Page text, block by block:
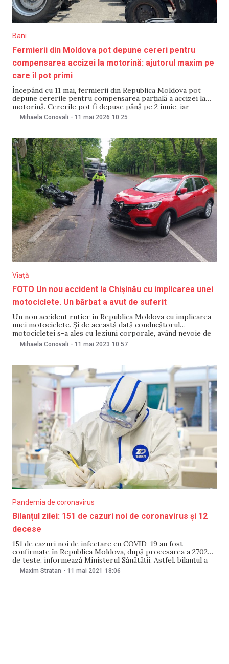
Bani
Fermierii din Moldova pot depune cereri pentru
compensarea accizei la motorină: ajutorul maxim pe
care îl pot primi
Începând cu 11 mai, fermierii din Republica Moldova pot
depune cererile pentru compensarea parțială a accizei la
motorină. Cererile pot fi depuse până pe 2 iunie, iar
ajutorul acordat unui beneficiar nu va depăși 200 de mii de
Mihaela Conovali - 11 mai 2026 10:25
Viață
FOTO Un nou accident la Chișinău cu implicarea unei
motociclete. Un bărbat a avut de suferit
Un nou accident rutier în Republica Moldova cu implicarea
unei motociclete. Și de această dată conducătorul
motocicletei s-a ales cu leziuni corporale, având nevoie de
îngrijiri medicale. Accidentul a avut loc la Chișinău. Poliția a
Mihaela Conovali - 11 mai 2023 10:57
Pandemia de coronavirus
Bilanțul zilei: 151 de cazuri noi de coronavirus și 12
decese
151 de cazuri noi de infectare cu COVID-19 au fost
confirmate în Republica Moldova, după procesarea a 2702
de teste, informează Ministerul Sănătății. Astfel, bilanțul a
ajuns la 252 949. Din numărul total de cazuri, patru sunt în
Maxim Stratan - 11 mai 2021 18:06